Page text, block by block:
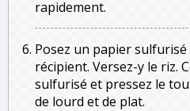
rapidement.
Posez un papier
récipient. Versez-y le riz.
sulfurisé et pressez le
de lourd et de plat.